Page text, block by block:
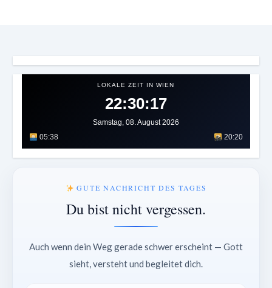
LOKALE ZEIT IN WIEN
22:30:20
Samstag, 08. August 2026
05:38
20:20
GUTE NACHRICHT DES TAGES
Du bist nicht vergessen.
Auch wenn dein Weg gerade schwer erscheint — Gott
sieht, versteht und begleitet dich.